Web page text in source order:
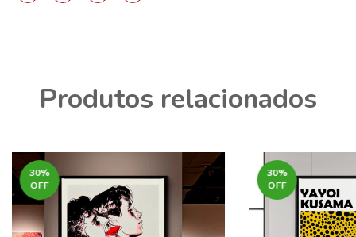
Produtos relacionados
30%
OFF
30%
OFF